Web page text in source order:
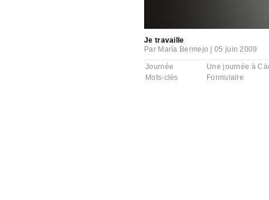
Je travaille
Par María Bermejo |05 juin 2009
Journée
Une journée à
Mots-clés
Formulaire